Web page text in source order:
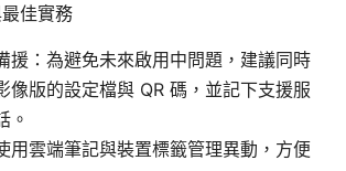
佳實務
援：為避免未來啟用中問題，建議同時
像版的設定檔與 QR 碼，並記下支援服
。
用雲端筆記與裝置標籤管理異動，方便